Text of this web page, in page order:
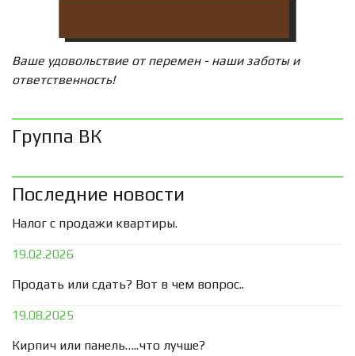
Ваше удовольствие от перемен - наши заботы и
ответственность!
Группа ВК
Последние новости
Налог с продажи квартиры.
19.02.2026
Продать или сдать? Вот в чем вопрос..
19.08.2025
Кирпич или панель…..что лучше?